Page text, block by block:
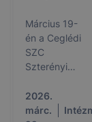
Március 19-
én a Ceglédi
SZC
Szterényi
Technikum
és
2026.
márc.